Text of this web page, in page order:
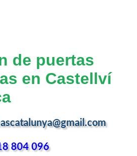
de puertas
en Castellví
804 096